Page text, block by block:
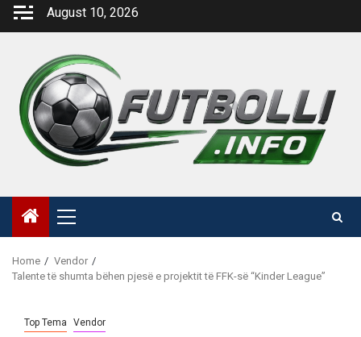
Skip
August 10, 2026
Primary
Menu
Home
Vendor
Talente të shumta bëhen pjesë e projektit të FFK-së “Kinder League”
Top Tema Vendor